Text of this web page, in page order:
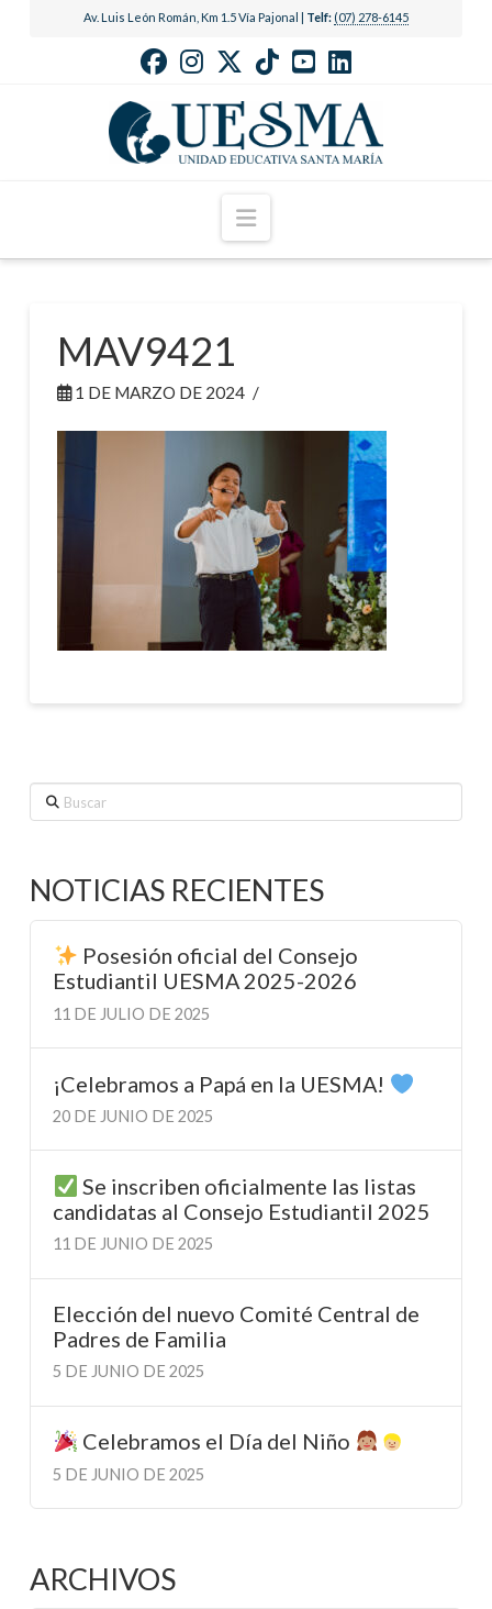
Av. Luis León Román, Km 1.5 Vía Pajonal | Telf: (07) 278-6145
Navigation
MAV9421
1 DE MARZO DE 2024
Buscar
NOTICIAS RECIENTES
Posesión oficial del Consejo
Estudiantil UESMA 2025-2026
11 DE JULIO DE 2025
¡Celebramos a Papá en la UESMA!
20 DE JUNIO DE 2025
Se inscriben oficialmente las listas
candidatas al Consejo Estudiantil 2025
11 DE JUNIO DE 2025
Elección del nuevo Comité Central de
Padres de Familia
5 DE JUNIO DE 2025
Celebramos el Día del Niño
5 DE JUNIO DE 2025
ARCHIVOS